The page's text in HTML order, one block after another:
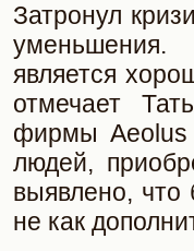
Затронул
уменьшения.
является
отмечает
фирмы Aeolus
людей,
выявлено, что
не как